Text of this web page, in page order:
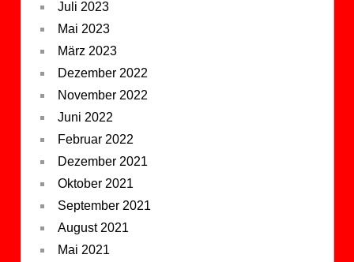
Juli 2023
Mai 2023
März 2023
Dezember 2022
November 2022
Juni 2022
Februar 2022
Dezember 2021
Oktober 2021
September 2021
August 2021
Mai 2021